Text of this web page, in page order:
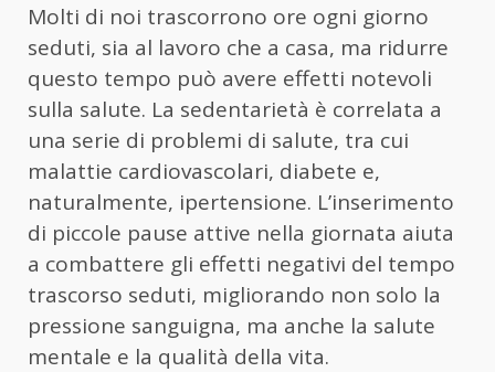
Molti di noi trascorrono ore ogni giorno
seduti, sia al lavoro che a casa, ma ridurre
questo tempo può avere effetti notevoli
sulla salute. La sedentarietà è correlata a
una serie di problemi di salute, tra cui
malattie cardiovascolari, diabete e,
naturalmente, ipertensione. L’inserimento
di piccole pause attive nella giornata aiuta
a combattere gli effetti negativi del tempo
trascorso seduti, migliorando non solo la
pressione sanguigna, ma anche la salute
mentale e la qualità della vita.